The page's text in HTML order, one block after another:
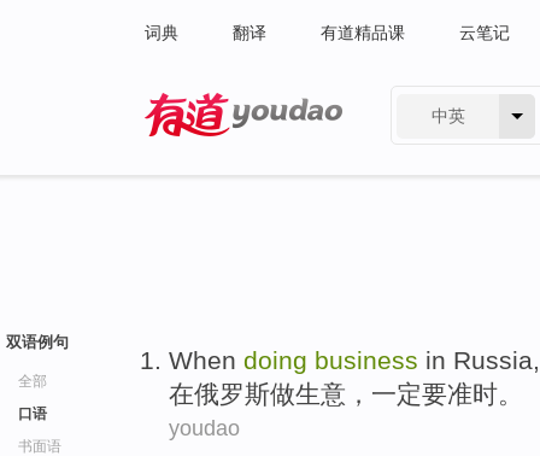
词典 翻译 有道精品课 云笔记
中英
双语例句
全部
口语
书面语
When doing business in Russia
在俄罗斯做生意 ， 一定要准时。
youdao